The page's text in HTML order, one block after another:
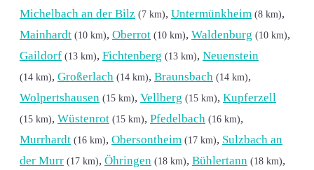
Michelbach an der Bilz (7 km), Untermünkheim (8 km),
Mainhardt (10 km), Oberrot (10 km), Waldenburg (10 km),
Gaildorf (13 km), Fichtenberg (13 km), Neuenstein
(14 km), Großerlach (14 km), Braunsbach (14 km),
Wolpertshausen (15 km), Vellberg (15 km), Kupferzell
(15 km), Wüstenrot (15 km), Pfedelbach (16 km),
Murrhardt (16 km), Obersontheim (17 km), Sulzbach an
der Murr (17 km), Öhringen (18 km), Bühlertann (18 km),